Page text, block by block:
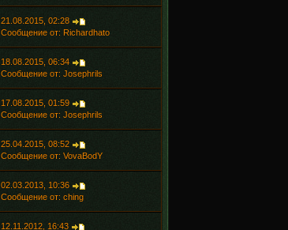
21.08.2015, 02:28
Сообщение от: Richardhato
18.08.2015, 06:34
Сообщение от: Josephrils
17.08.2015, 01:59
Сообщение от: Josephrils
25.04.2015, 08:52
Сообщение от: VovaBodY
02.03.2013, 10:36
Сообщение от: ching
12.11.2012, 16:43